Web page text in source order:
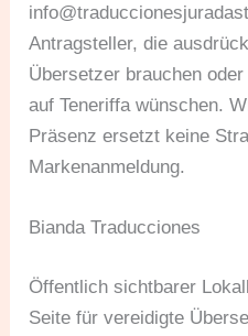
Antragsteller, die
Übersetzer brauchen
auf Teneriffa wünschen.
Präsenz ersetzt keine
Markenanmeldung.
Bianda Traducciones
Öffentlich sichtbarer
Seite für vereidigte